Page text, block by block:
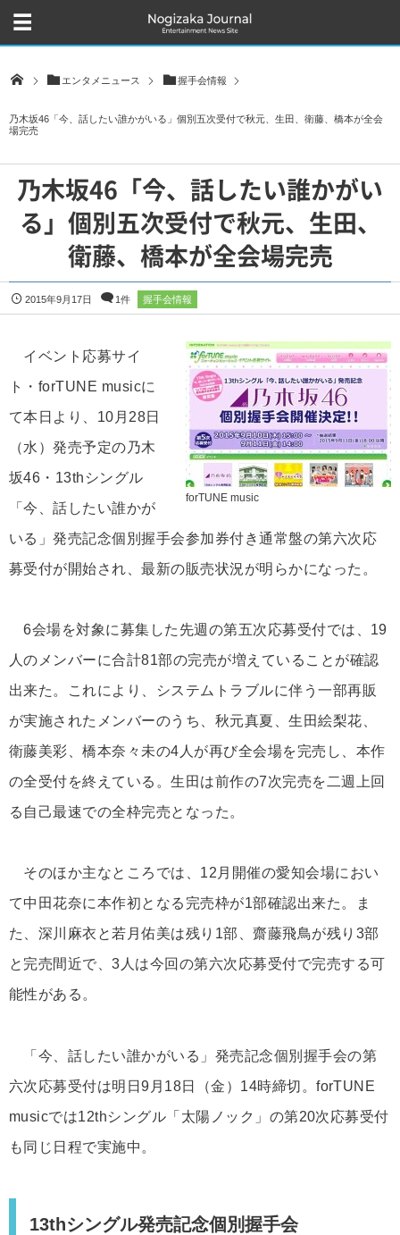
エンタメニュース 握手会情報
乃木坂46「今、話したい誰かがいる」個別五次受付で秋元、生田、衛藤、橋本が全会
場完売
乃木坂46「今、話したい誰かがい
る」個別五次受付で秋元、生田、
衛藤、橋本が全会場完売
2015年9月17日 1件 握手会情報
forTUNE music
イベント応募サイ
ト・forTUNE musicに
て本日より、10月28日
（水）発売予定の乃木
坂46・13thシングル
「今、話したい誰かが
いる」発売記念個別握手会参加券付き通常盤の第六次応
募受付が開始され、最新の販売状況が明らかになった。
6会場を対象に募集した先週の第五次応募受付では、19
人のメンバーに合計81部の完売が増えていることが確認
出来た。これにより、システムトラブルに伴う一部再販
が実施されたメンバーのうち、秋元真夏、生田絵梨花、
衛藤美彩、橋本奈々未の4人が再び全会場を完売し、本作
の全受付を終えている。生田は前作の7次完売を二週上回
る自己最速での全枠完売となった。
そのほか主なところでは、12月開催の愛知会場におい
て中田花奈に本作初となる完売枠が1部確認出来た。ま
た、深川麻衣と若月佑美は残り1部、齋藤飛鳥が残り3部
と完売間近で、3人は今回の第六次応募受付で完売する可
能性がある。
「今、話したい誰かがいる」発売記念個別握手会の第
六次応募受付は明日9月18日（金）14時締切。forTUNE
musicでは12thシングル「太陽ノック」の第20次応募受付
も同じ日程で実施中。
13thシングル発売記念個別握手会